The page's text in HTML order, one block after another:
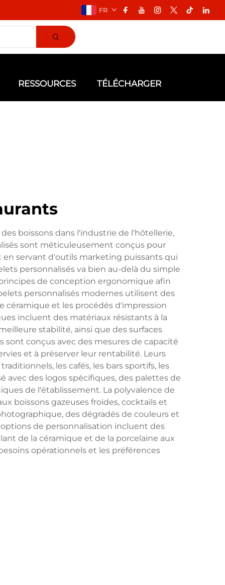
FR
RESSOURCES
TÉLÉCHARGER
boissons dans l'industrie de l'hôtellerie,
sont méticuleusement conçus pour
en servant d'outils marketing puissants qui
personnalisés va bien au-delà du simple
de conception ergonomique afin
personnalisés modernes utilisent des
et les procédés d'impression
incluent des matériaux résistants à la
stabilité, ainsi que des surfaces
conçus avec des mesures de capacité
et à préserver leur rentabilité. Leurs
les cafés, les bars sportifs, les
avec des logos spécifiques, des palettes de
de l'établissement. La polyvalence de
boissons gazeuses froides, cocktails et
des dégradés de couleurs et
de personnalisation incluent des
de la céramique et de la porcelaine aux
opérationnels et les préférences